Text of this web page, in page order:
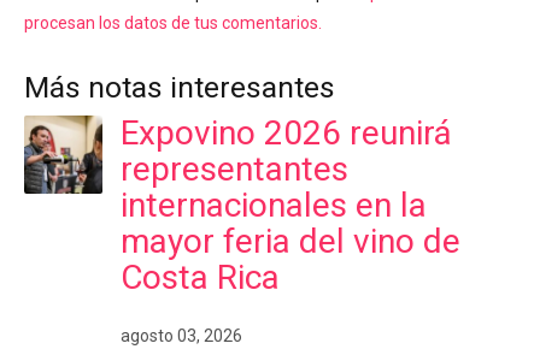
procesan los datos de tus comentarios.
Más notas interesantes
Expovino 2026 reunirá
representantes
internacionales en la
mayor feria del vino de
Costa Rica
agosto 03, 2026